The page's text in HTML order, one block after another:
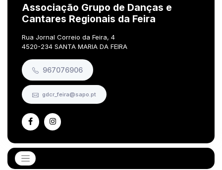
Associação Grupo de Danças e
Cantares Regionais da Feira
Rua Jornal Correio da Feira, 4
4520-234 SANTA MARIA DA FEIRA
967076906
gdcr_feira@sapo.pt